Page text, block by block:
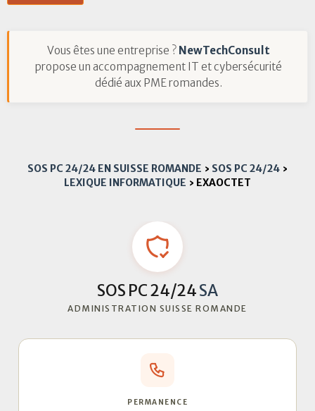
Vous êtes une entreprise ? NewTechConsult
propose un accompagnement IT et cybersécurité
dédié aux PME romandes.
SOS PC 24/24 EN SUISSE ROMANDE › SOS PC 24/24 ›
LEXIQUE INFORMATIQUE › EXAOCTET
SOS PC 24/24SA
ADMINISTRATION SUISSE ROMANDE
PERMANENCE